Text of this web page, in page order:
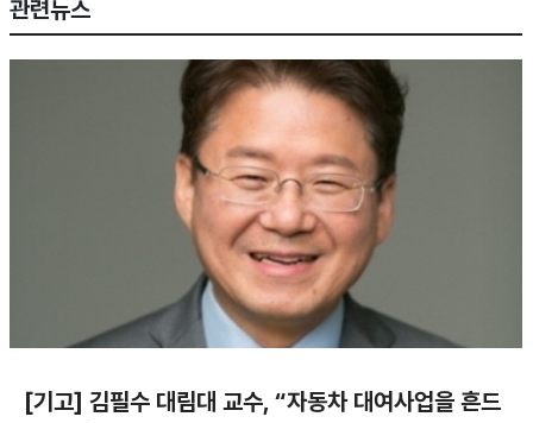
관련뉴스
[기고] 김필수 대림대 교수, “자동차 대여사업을 흔드